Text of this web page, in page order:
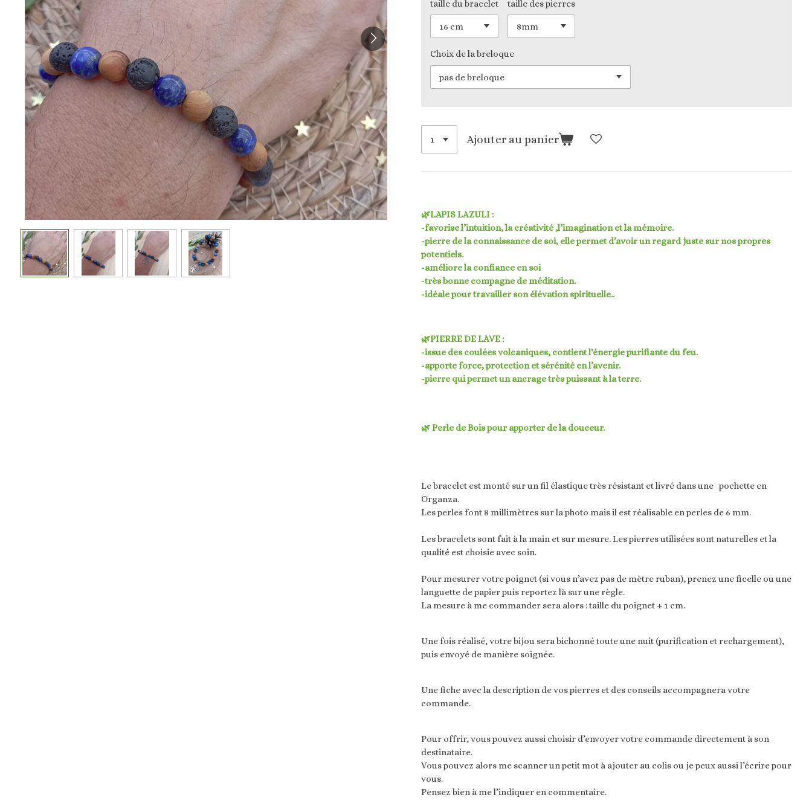
taille du bracelet taille des pierres
Choix de la breloque
Ajouter au panier
🌿LAPIS LAZULI :
-favorise l’intuition, la créativité ,l’imagination et la mémoire.
-pierre de la connaissance de soi, elle permet d’avoir un regard juste sur nos propres
potentiels.
-améliore la confiance en soi
-très bonne compagne de méditation.
-idéale pour travailler son élévation spirituelle..
🌿PIERRE DE LAVE :
-issue des coulées volcaniques, contient l'énergie purifiante du feu.
-apporte force, protection et sérénité en l’avenir.
-pierre qui permet un ancrage très puissant à la terre.
🌿 Perle de Bois pour apporter de la douceur.
Le bracelet est monté sur un fil élastique très résistant et livré dans une pochette en
Organza.
Les perles font 8 millimètres sur la photo mais il est réalisable en perles de 6 mm.
Les bracelets sont fait à la main et sur mesure. Les pierres utilisées sont naturelles et la
qualité est choisie avec soin.
Pour mesurer votre poignet (si vous n’avez pas de mètre ruban), prenez une ficelle ou une
languette de papier puis reportez là sur une règle.
La mesure à me commander sera alors : taille du poignet + 1 cm.
Une fois réalisé, votre bijou sera bichonné toute une nuit (purification et rechargement),
puis envoyé de manière soignée.
Une fiche avec la description de vos pierres et des conseils accompagnera votre
commande.
Pour offrir, vous pouvez aussi choisir d’envoyer votre commande directement à son
destinataire.
Vous pouvez alors me scanner un petit mot à ajouter au colis ou je peux aussi l’écrire pour
vous.
Pensez bien à me l’indiquer en commentaire.